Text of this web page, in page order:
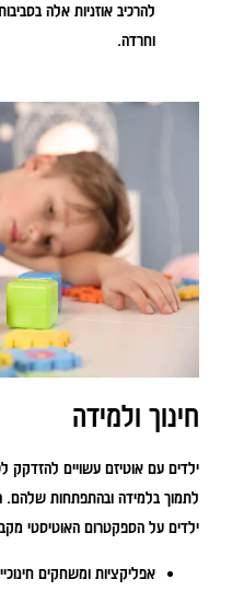
להרכיב אוזניות אלה
וחרדה.
חינוך ולמידה
ילדים עם אוטיזם עשויים להזדקק
לתמוך בלמידה ובהתפתחות שלהם.
ילדים על הספקטרום האוטיסטי
אפליקציות ומשחקים